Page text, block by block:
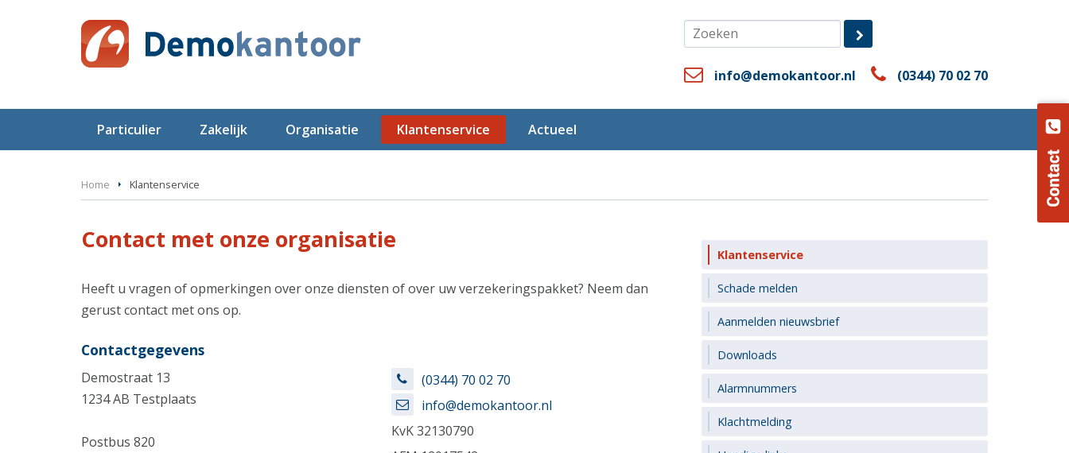
info@demokantoor.nl (0344) 70 02 70
Particulier Zakelijk Organisatie Klantenservice Actueel
Home Klantenservice
Contact met onze organisatie
Heeft u vragen of opmerkingen over onze diensten of over uw verzekeringspakket? Neem dan
gerust contact met ons op.
Contactgegevens
Demostraat 13
1234 AB Testplaats
Postbus 820
(0344) 70 02 70
info@demokantoor.nl
KvK32130790
Klantenservice
Schade melden
Aanmelden nieuwsbrief
Downloads
Alarmnummers
Klachtmelding